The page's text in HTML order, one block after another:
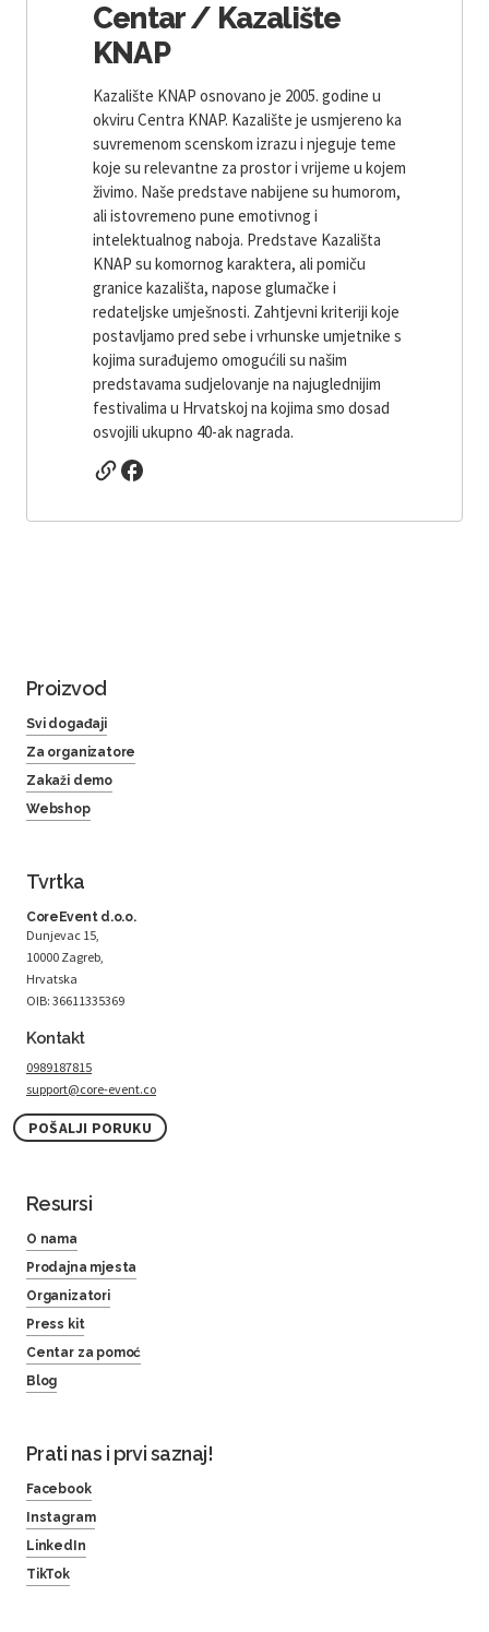
Centar / Kazalište
KNAP
Kazalište KNAP osnovano je 2005. godine u
okviru Centra KNAP. Kazalište je usmjereno ka
suvremenom scenskom izrazu i njeguje teme
koje su relevantne za prostor i vrijeme u kojem
živimo. Naše predstave nabijene su humorom,
ali istovremeno pune emotivnog i
intelektualnog naboja. Predstave Kazališta
KNAP su komornog karaktera, ali pomiču
granice kazališta, napose glumačke i
redateljske umješnosti. Zahtjevni kriteriji koje
postavljamo pred sebe i vrhunske umjetnike s
kojima surađujemo omogućili su našim
predstavama sudjelovanje na najuglednijim
festivalima u Hrvatskoj na kojima smo dosad
osvojili ukupno 40-ak nagrada.
Proizvod
Svi događaji
Za organizatore
Zakaži demo
Webshop
Tvrtka
CoreEvent d.o.o.
Dunjevac 15,
10000 Zagreb,
Hrvatska
OIB: 36611335369
Kontakt
0989187815
support@core-event.co
POŠALJI PORUKU
Resursi
O nama
Prodajna mjesta
Organizatori
Press kit
Centar za pomoć
Blog
Prati nas i prvi saznaj!
Facebook
Instagram
LinkedIn
TikTok